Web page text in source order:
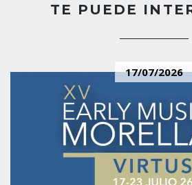
TE PUEDE
17/07/2026